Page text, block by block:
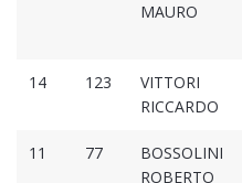
MAURO
14 123
VITTORI
RICCARDO
11 77
BOSSOLINI
ROBERTO